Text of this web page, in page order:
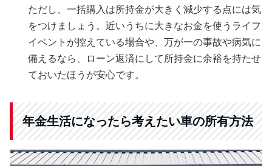
ただし、一括購入は所持金が大きく減少する点には気
をつけましょう。近いうちに大きなお金を使うライフ
イベントが控えている場合や、万が一の事故や病気に
備えるなら、ローン返済にして所持金に余裕を持たせ
ておいたほうが安心です。
年金生活になったら考えたい車の所有方法